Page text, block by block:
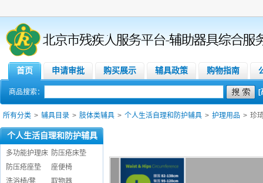
首页 申请审批 购买展示 辅具政策 购物指南
商品搜索： [
所有分类 > 辅具目录 > 肢体类辅具 > 个人生活自理和防护辅具 > 护理用品 > 珍
个人生活自理和防护辅具
多功能护理床 防压疮床垫
防压疮座垫
座便椅
洗浴椅/凳
取物器